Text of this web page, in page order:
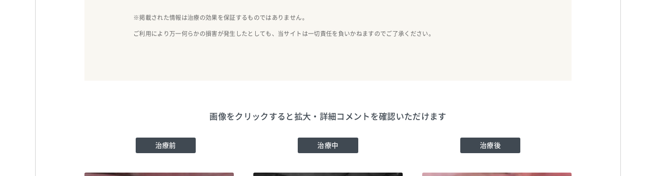
※掲載された情報は治療の効果を保証するものではありません。
ご利用により万一何らかの損害が発生したとしても、当サイトは一切責任を負いかねますのでご了承ください。
画像をクリックすると拡大・詳細コメントを確認いただけます
治療前 治療中 治療後